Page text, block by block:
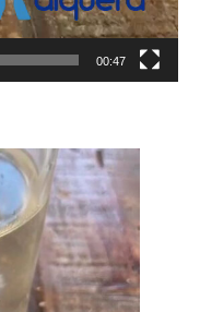
00:47